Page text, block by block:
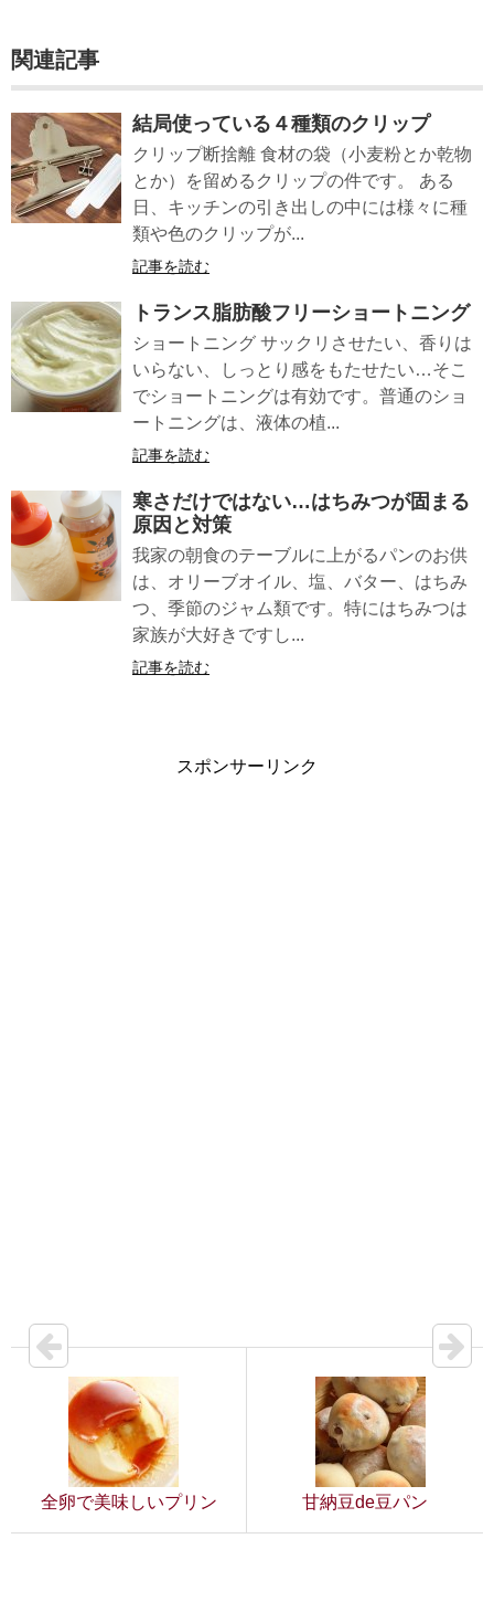
関連記事
結局使っている４種類のクリップ
クリップ断捨離 食材の袋（小麦粉とか乾物
とか）を留めるクリップの件です。 ある
日、キッチンの引き出しの中には様々に種
類や色のクリップが...
記事を読む
トランス脂肪酸フリーショートニング
ショートニング サックリさせたい、香りは
いらない、しっとり感をもたせたい…そこ
でショートニングは有効です。普通のショ
ートニングは、液体の植...
記事を読む
寒さだけではない…はちみつが固まる
原因と対策
我家の朝食のテーブルに上がるパンのお供
は、オリーブオイル、塩、バター、はちみ
つ、季節のジャム類です。特にはちみつは
家族が大好きですし...
記事を読む
スポンサーリンク
全卵で美味しいプリン 甘納豆de豆パン